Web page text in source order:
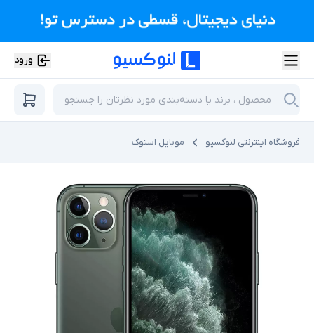
ورود
فروشگاه اینترنتی لنوکسیو موبایل استوک